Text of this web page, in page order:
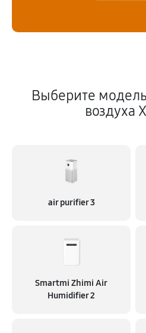
Выберите
воздуха
air purifier 3
Smartmi Zhimi Air
Humidifier 2